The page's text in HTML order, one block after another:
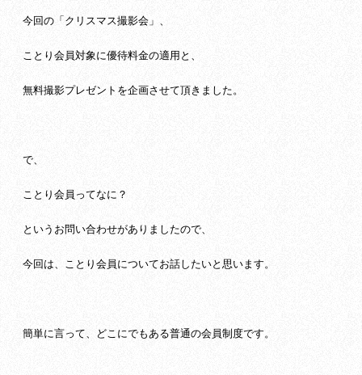
今回の「クリスマス撮影会」、
ことり会員対象に優待料金の適用と、
無料撮影プレゼントを企画させて頂きました。
で、
ことり会員ってなに？
というお問い合わせがありましたので、
今回は、ことり会員についてお話したいと思います。
簡単に言って、どこにでもある普通の会員制度です。